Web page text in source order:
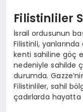
Filistinliler
İsrail ordusunun
Filistinli,
kenti sahiline göç
nedeniyle sahilde
durumda.
Filistinliler, sahil
çadırlarda hayatta